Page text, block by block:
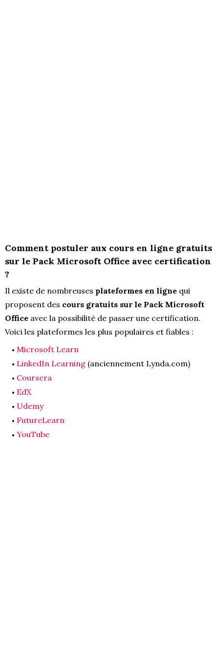
Comment postuler aux cours en ligne gratuits
sur le Pack Microsoft Office avec certification
?
Il existe de nombreuses plateformes en ligne qui
proposent des cours gratuits sur le Pack Microsoft
Office avec la possibilité de passer une certification.
Voici les plateformes les plus populaires et fiables :
Microsoft Learn
LinkedIn Learning (anciennement Lynda.com)
Coursera
EdX
Udemy
FutureLearn
YouTube